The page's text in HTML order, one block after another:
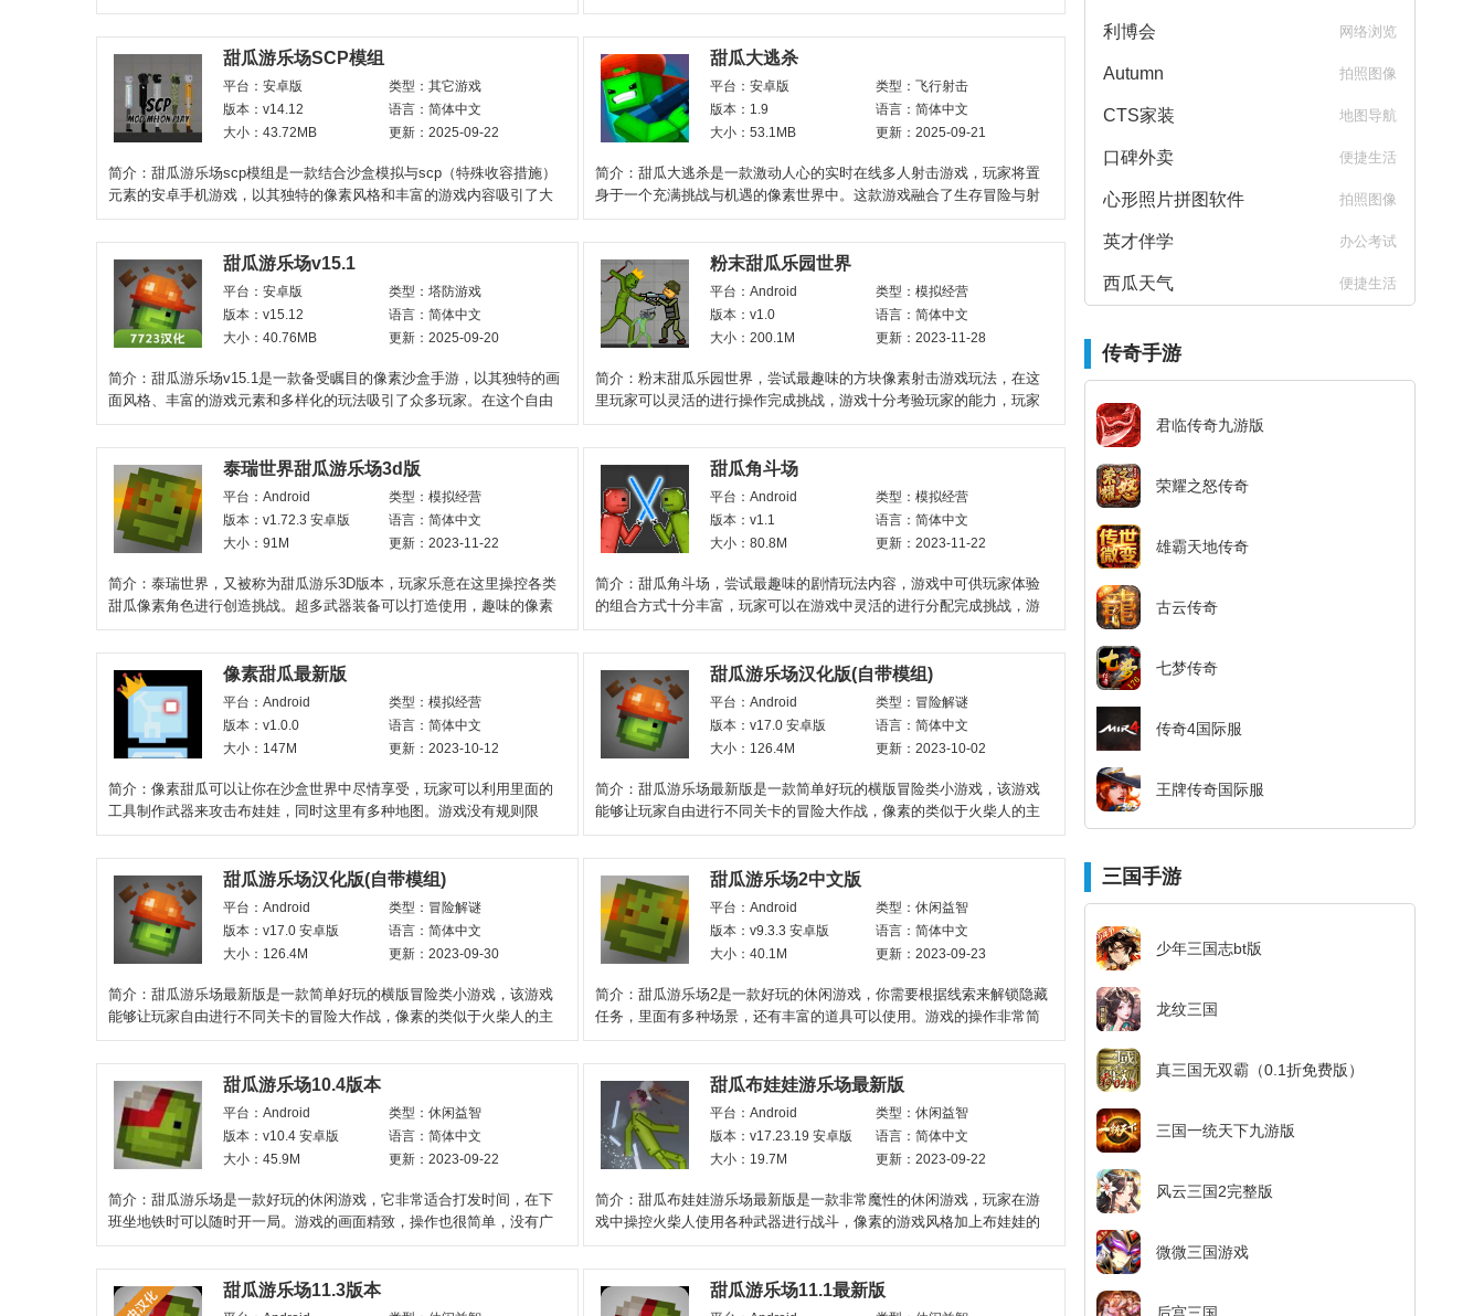
合了建造、探
色，在甜瓜游乐场中
甜瓜游乐场SCP模组
平台：安卓版
类型：其它游戏
版本：v14.12
语言：简体中文
大小：43.72MB
更新：2025-09-22
简介：甜瓜游乐场scp模组是一款结合沙盒模拟与scp（特殊收容措施）
元素的安卓手机游戏，以其独特的像素风格和丰富的游戏内容吸引了大
量玩家。在这个充满
甜瓜大逃杀
平台：安卓版
类型：飞行射击
版本：1.9
语言：简体中文
大小：53.1MB
更新：2025-09-21
简介：甜瓜大逃杀是一款激动人心的实时在线多人射击游戏，玩家将置
身于一个充满挑战与机遇的像素世界中。这款游戏融合了生存冒险与射
击竞技的元素，玩
甜瓜游乐场v15.1
平台：安卓版
类型：塔防游戏
版本：v15.12
语言：简体中文
大小：40.76MB
更新：2025-09-20
简介：甜瓜游乐场v15.1是一款备受瞩目的像素沙盒手游，以其独特的画
面风格、丰富的游戏元素和多样化的玩法吸引了众多玩家。在这个自由
开放的沙盒世
粉末甜瓜乐园世界
平台：Android
类型：模拟经营
版本：v1.0
语言：简体中文
大小：200.1M
更新：2023-11-28
简介：粉末甜瓜乐园世界，尝试最趣味的方块像素射击游戏玩法，在这
里玩家可以灵活的进行操作完成挑战，游戏十分考验玩家的能力，玩家
需要灵活操作完成挑战
泰瑞世界甜瓜游乐场3d版
平台：Android
类型：模拟经营
版本：v1.72.3 安卓版
语言：简体中文
大小：91M
更新：2023-11-22
简介：泰瑞世界，又被称为甜瓜游乐3D版本，玩家乐意在这里操控各类
甜瓜像素角色进行创造挑战。超多武器装备可以打造使用，趣味的像素
挑战让很多玩家沉醉
甜瓜角斗场
平台：Android
类型：模拟经营
版本：v1.1
语言：简体中文
大小：80.8M
更新：2023-11-22
简介：甜瓜角斗场，尝试最趣味的剧情玩法内容，游戏中可供玩家体验
的组合方式十分丰富，玩家可以在游戏中灵活的进行分配完成挑战，游
戏玩法趣味性十足，超多
像素甜瓜最新版
平台：Android
类型：模拟经营
版本：v1.0.0
语言：简体中文
大小：147M
更新：2023-10-12
简介：像素甜瓜可以让你在沙盒世界中尽情享受，玩家可以利用里面的
工具制作武器来攻击布娃娃，同时这里有多种地图。游戏没有规则限
制，它玩起来非常解压
甜瓜游乐场汉化版(自带模组)
平台：Android
类型：冒险解谜
版本：v17.0 安卓版
语言：简体中文
大小：126.4M
更新：2023-10-02
简介：甜瓜游乐场最新版是一款简单好玩的横版冒险类小游戏，该游戏
能够让玩家自由进行不同关卡的冒险大作战，像素的类似于火柴人的主
角，各种奇葩的关卡
甜瓜游乐场汉化版(自带模组)
平台：Android
类型：冒险解谜
版本：v17.0 安卓版
语言：简体中文
大小：126.4M
更新：2023-09-30
简介：甜瓜游乐场最新版是一款简单好玩的横版冒险类小游戏，该游戏
能够让玩家自由进行不同关卡的冒险大作战，像素的类似于火柴人的主
角，各种奇葩的关卡
甜瓜游乐场2中文版
平台：Android
类型：休闲益智
版本：v9.3.3 安卓版
语言：简体中文
大小：40.1M
更新：2023-09-23
简介：甜瓜游乐场2是一款好玩的休闲游戏，你需要根据线索来解锁隐藏
任务，里面有多种场景，还有丰富的道具可以使用。游戏的操作非常简
单，你需要操控角色
甜瓜游乐场10.4版本
平台：Android
类型：休闲益智
版本：v10.4 安卓版
语言：简体中文
大小：45.9M
更新：2023-09-22
简介：甜瓜游乐场是一款好玩的休闲游戏，它非常适合打发时间，在下
班坐地铁时可以随时开一局。游戏的画面精致，操作也很简单，没有广
告弹窗。你可以充分展
甜瓜布娃娃游乐场最新版
平台：Android
类型：休闲益智
版本：v17.23.19 安卓版
语言：简体中文
大小：19.7M
更新：2023-09-22
简介：甜瓜布娃娃游乐场最新版是一款非常魔性的休闲游戏，玩家在游
戏中操控火柴人使用各种武器进行战斗，像素的游戏风格加上布娃娃的
物理引擎，给玩家一
甜瓜游乐场11.3版本 甜瓜游乐场11.1最新版
利博会 网络浏览
Autumn 拍照图像
CTS家装 地图导航
口碑外卖 便捷生活
心形照片拼图软件 拍照图像
英才伴学 办公考试
西瓜天气 便捷生活
传奇手游
君临传奇九游版
荣耀之怒传奇
雄霸天地传奇
古云传奇
七梦传奇
传奇4国际服
王牌传奇国际服
三国手游
少年三国志bt版
龙纹三国
真三国无双霸（0.1折免费版）
三国一统天下九游版
风云三国2完整版
微微三国游戏